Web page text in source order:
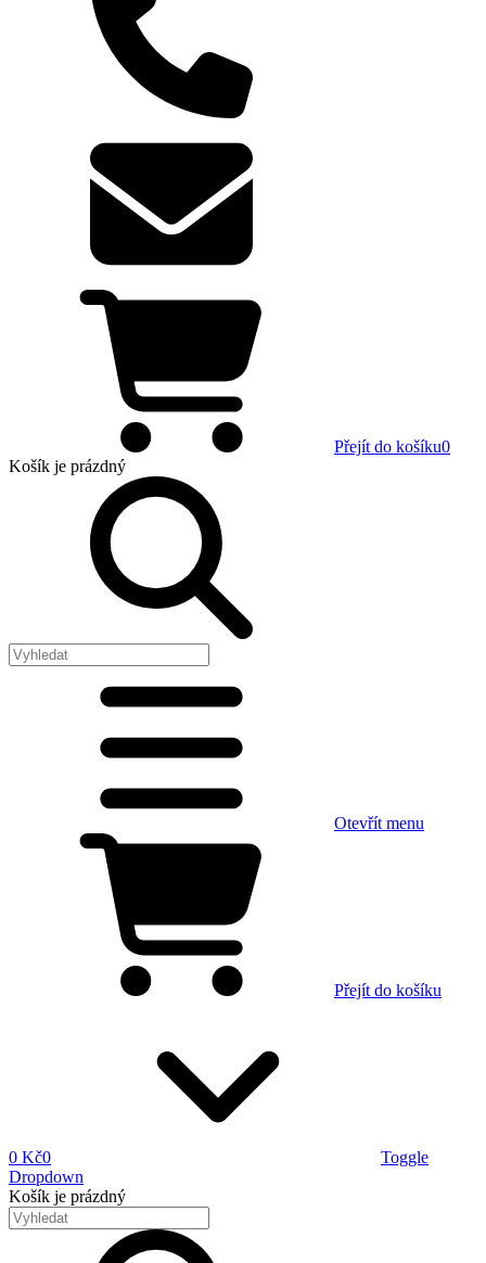
Přejít do košíku0
Košík je prázdný
Otevřít menu
Přejít do košíku
0 Kč0
Toggle
Dropdown
Košík je prázdný